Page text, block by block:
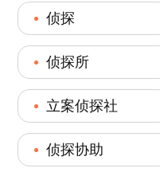
侦探
侦探所
立案侦探社
侦探协助